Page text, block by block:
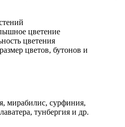
цветение
цветения
цветов, бутонов и
мирабилис, сурфиния,
тунбергия и др.